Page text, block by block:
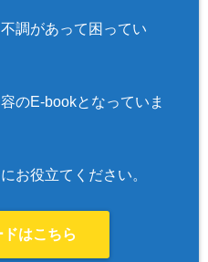
調があって困ってい
のE-bookとなっていま
お役立てください。
はこちら